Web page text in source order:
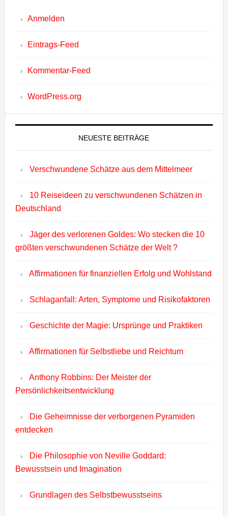
Anmelden
Eintrags-Feed
Kommentar-Feed
WordPress.org
NEUESTE BEITRÄGE
Verschwundene Schätze aus dem Mittelmeer
10 Reiseideen zu verschwundenen Schätzen in
Deutschland
Jäger des verlorenen Goldes: Wo stecken die 10
größten verschwundenen Schätze der Welt ?
Affirmationen für finanziellen Erfolg und Wohlstand
Schlaganfall: Arten, Symptome und Risikofaktoren
Geschichte der Magie: Ursprünge und Praktiken
Affirmationen für Selbstliebe und Reichtum
Anthony Robbins: Der Meister der
Persönlichkeitsentwicklung
Die Geheimnisse der verborgenen Pyramiden
entdecken
Die Philosophie von Neville Goddard:
Bewusstsein und Imagination
Grundlagen des Selbstbewusstseins